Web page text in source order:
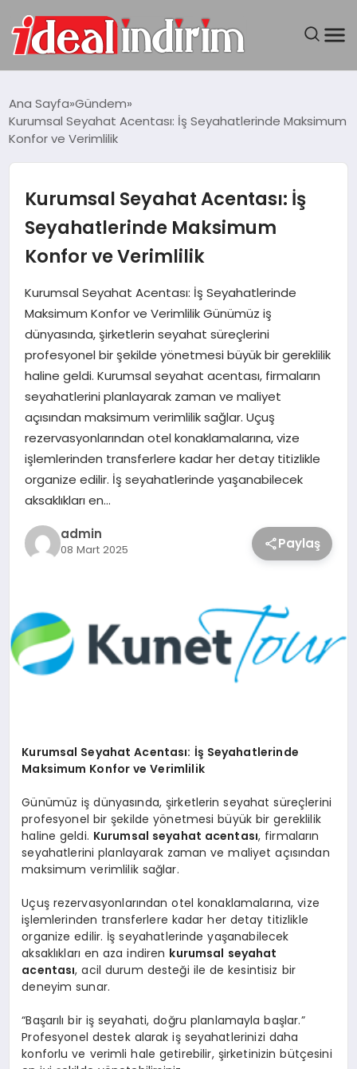
BILGISAYAR
TEKNOLOJI
YAŞAM
Ana Sayfa Gündem
Kurumsal Seyahat Acentası: İş Seyahatlerinde Maksimum
Konfor ve Verimlilik
Kurumsal Seyahat Acentası: İş
Seyahatlerinde Maksimum
Konfor ve Verimlilik
Kurumsal Seyahat Acentası: İş Seyahatlerinde
Maksimum Konfor ve Verimlilik Günümüz iş
dünyasında, şirketlerin seyahat süreçlerini
profesyonel bir şekilde yönetmesi büyük bir gereklilik
haline geldi. Kurumsal seyahat acentası, firmaların
seyahatlerini planlayarak zaman ve maliyet
açısından maksimum verimlilik sağlar. Uçuş
rezervasyonlarından otel konaklamalarına, vize
işlemlerinden transferlere kadar her detay titizlikle
organize edilir. İş seyahatlerinde yaşanabilecek
aksaklıkları en…
admin
08 Mart 2025 Paylaş
Kurumsal Seyahat Acentası: İş Seyahatlerinde
Maksimum Konfor ve Verimlilik
Günümüz iş dünyasında, şirketlerin seyahat süreçlerini
profesyonel bir şekilde yönetmesi büyük bir gereklilik
haline geldi. Kurumsal seyahat acentası, firmaların
seyahatlerini planlayarak zaman ve maliyet açısından
maksimum verimlilik sağlar.
Uçuş rezervasyonlarından otel konaklamalarına, vize
işlemlerinden transferlere kadar her detay titizlikle
organize edilir. İş seyahatlerinde yaşanabilecek
aksaklıkları en aza indiren kurumsal seyahat
acentası, acil durum desteği ile de kesintisiz bir
deneyim sunar.
“Başarılı bir iş seyahati, doğru planlamayla başlar.”
Profesyonel destek alarak iş seyahatlerinizi daha
konforlu ve verimli hale getirebilir, şirketinizin bütçesini